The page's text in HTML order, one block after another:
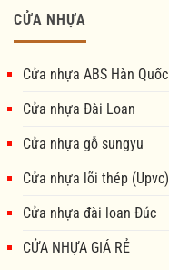
CỬA NHỰA
Cửa nhựa ABS Hàn Quốc
Cửa nhựa Đài Loan
Cửa nhựa gỗ sungyu
Cửa nhựa lõi thép (Upvc)
Cửa nhựa đài loan Đúc
CỬA NHỰA GIÁ RẺ